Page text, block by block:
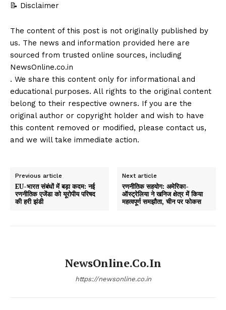
📝 Disclaimer
The content of this post is not originally published by
us. The news and information provided here are
sourced from trusted online sources, including
NewsOnline.co.in
. We share this content only for informational and
educational purposes. All rights to the original content
belong to their respective owners. If you are the
original author or copyright holder and wish to have
this content removed or modified, please contact us,
and we will take immediate action.
Previous article
EU-भारत संबंधों में बड़ा कदम: नई
रणनीतिक एजेंडा को यूरोपीय परिषद
की हरी झंडी
Next article
रणनीतिक सहयोग: अमेरिका-
ऑस्ट्रेलिया ने खनिज क्षेत्र में किया
महत्वपूर्ण समझौता, चीन पर फोकस
NewsOnline.co.in
https://newsonline.co.in